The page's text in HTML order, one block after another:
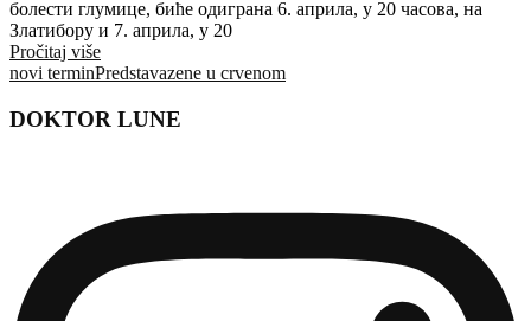
болести глумице, биће одиграна 6. априла, у 20 часова, на
Златибору и 7. априла, у 20
Pročitaj više
novi terminPredstavazene u crvenom
DOKTOR LUNE